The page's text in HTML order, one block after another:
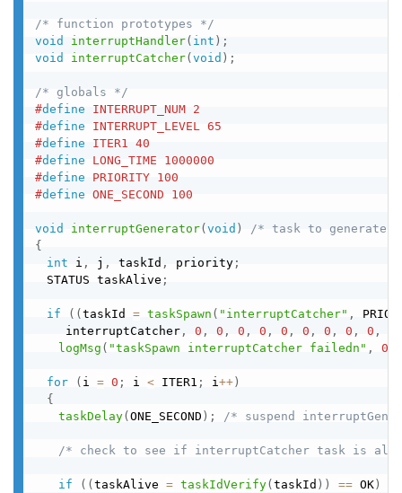
/* function prototypes */
void
interruptHandler( int ) ;
void
interruptCatcher( void ) ;
/* globals */
#define INTERRUPT_NUM 2
#define INTERRUPT_LEVEL 65
#define ITER1 40
#define LONG_TIME 1000000
#define PRIORITY 100
#define ONE_SECOND 100
void interruptGenerator( void )
/* task to generate
{
int i , j , taskId , priority ;
STATUS taskAlive ;
if ( ( taskId = taskSpawn ( "interruptCatcher" ,
interruptCatcher , 0 , 0 , 0 , 0 , 0 , 0 , 0 , 0 , 0 ,
logMsg ( "taskSpawn interruptCatcher failedn" , 0
for ( i = 0 ; i < ITER1 ; i++ )
{
taskDelay( ONE_SECOND ) ; /* suspend
/* check to see if interruptCatcher task is
if ( ( taskAlive = taskIdVerify( taskId ) ) == OK )